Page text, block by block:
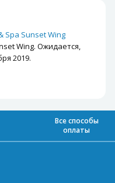
Spa Sunset Wing
Wing. Ожидается,
2019.
Все способы
оплаты